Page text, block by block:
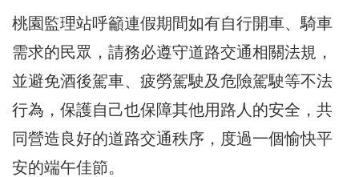
桃園監理站呼籲連假期間如有自行開車、騎車
需求的民眾，請務必遵守道路交通相關法規，
並避免酒後駕車、疲勞駕駛及危險駕駛等不法
行為，保護自己也保障其他用路人的安全，共
同營造良好的道路交通秩序，度過一個愉快平
安的端午佳節。